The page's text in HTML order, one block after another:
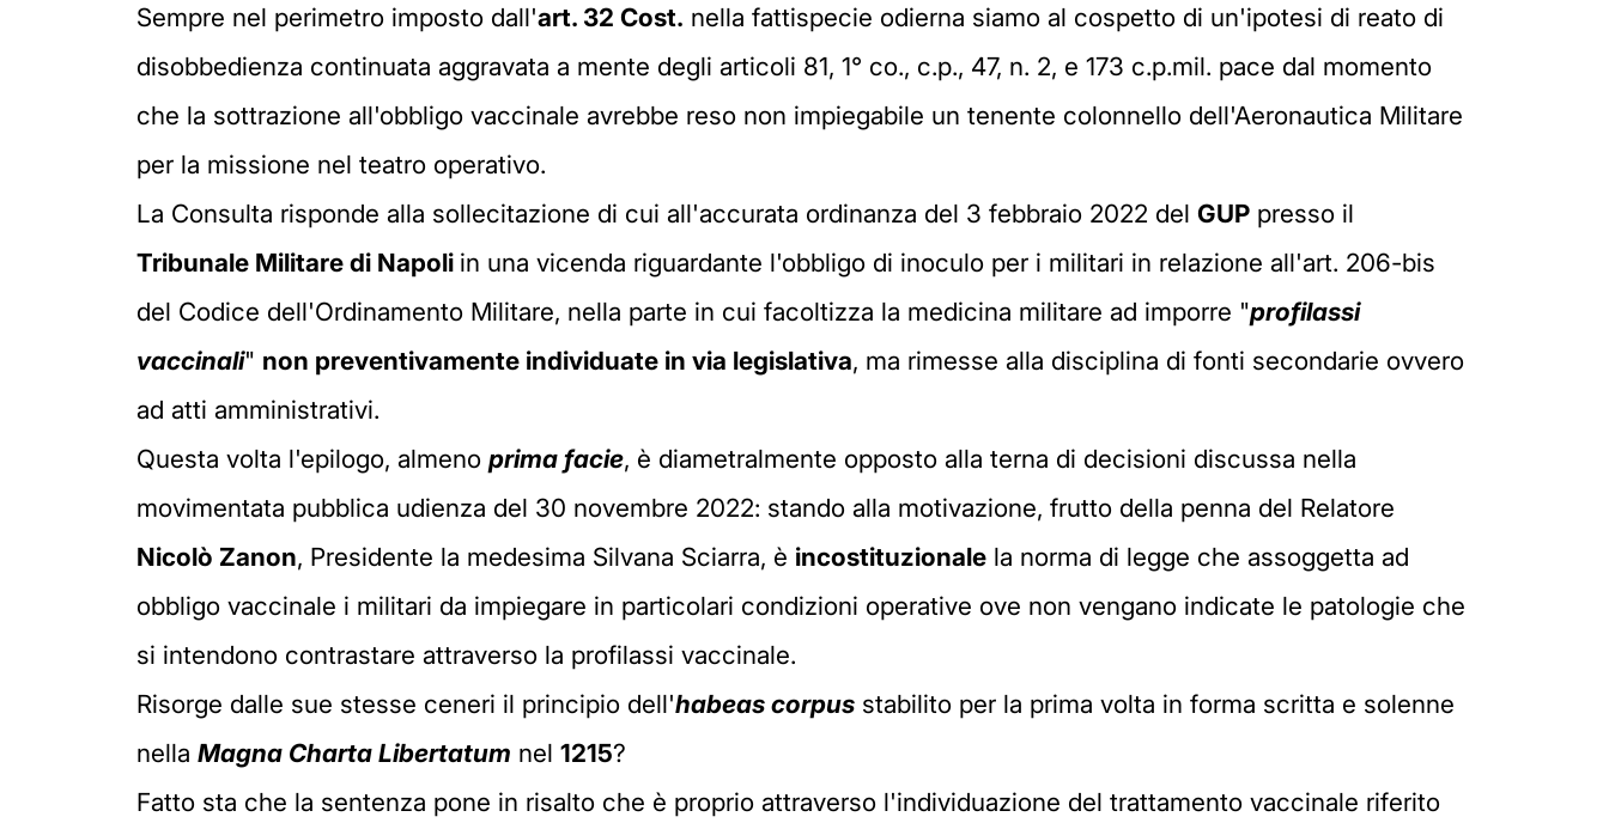
Sempre nel perimetro imposto dall'art. 32 Cost. nella fattispecie odierna siamo al cospetto di un'ipotesi di reato di
disobbedienza continuata aggravata a mente degli articoli 81, 1° co., c.p., 47, n. 2, e 173 c.p.mil. pace dal momento
che la sottrazione all'obbligo vaccinale avrebbe reso non impiegabile un tenente colonnello dell'Aeronautica Militare
per la missione nel teatro operativo.
La Consulta risponde alla sollecitazione di cui all'accurata ordinanza del 3 febbraio 2022 del GUP presso il
Tribunale Militare di Napoli in una vicenda riguardante l'obbligo di inoculo per i militari in relazione all'art. 206-bis
del Codice dell'Ordinamento Militare, nella parte in cui facoltizza la medicina militare ad imporre "profilassi
vaccinali" non preventivamente individuate in via legislativa, ma rimesse alla disciplina di fonti secondarie ovvero
ad atti amministrativi.
Questa volta l'epilogo, almeno prima facie, è diametralmente opposto alla terna di decisioni discussa nella
movimentata pubblica udienza del 30 novembre 2022: stando alla motivazione, frutto della penna del Relatore
Nicolò Zanon, Presidente la medesima Silvana Sciarra, è incostituzionale la norma di legge che assoggetta ad
obbligo vaccinale i militari da impiegare in particolari condizioni operative ove non vengano indicate le patologie che
si intendono contrastare attraverso la profilassi vaccinale.
Risorge dalle sue stesse ceneri il principio dell'habeas corpus stabilito per la prima volta in forma scritta e solenne
nella Magna Charta Libertatum nel 1215?
Fatto sta che la sentenza pone in risalto che è proprio attraverso l'individuazione del trattamento vaccinale riferito